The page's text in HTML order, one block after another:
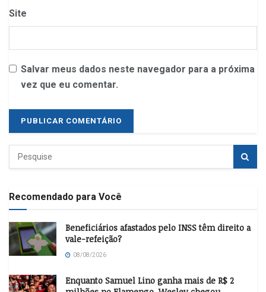
Site
Salvar meus dados neste navegador para a próxima
vez que eu comentar.
Recomendado para Você
Beneficiários afastados pelo INSS têm direito a
vale-refeição?
08/08/2026
Enquanto Samuel Lino ganha mais de R$ 2